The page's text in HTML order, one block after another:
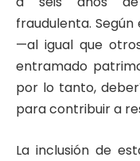
fraudulenta.
—al igual que
entramado
por lo tanto,
para contribuir a
La inclusión de